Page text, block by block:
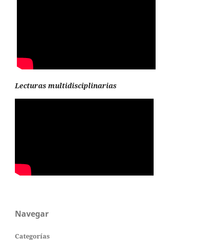
Lecturas multidisciplinarias
Navegar
Categorías